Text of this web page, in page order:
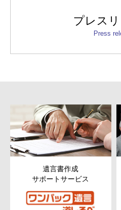
プレス
Press
遺言書作成
サポートサービス